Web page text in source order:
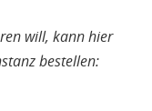
will, kann hier
bestellen: